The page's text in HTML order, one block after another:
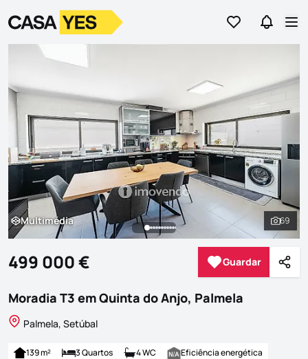
Ir para osIr para
LogoIr para a homepage
Multimédia
Multimédia Ver
69
499 000 € Guardar
Guardar
Moradia T3 em Quinta do Anjo, Palmela
Palmela, Setúbal
139 m² 3 Quartos 4 WC Eficiência energética